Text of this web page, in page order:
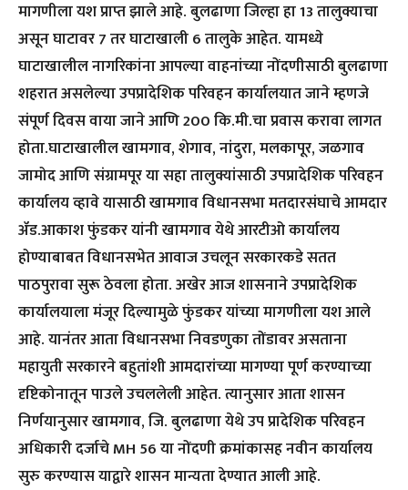
मागणीला यश प्राप्त झाले आहे. बुलढाणा जिल्हा हा 13 तालुक्याचा
असून घाटावर 7 तर घाटाखाली 6 तालुके आहेत. यामध्ये
घाटाखालील नागरिकांना आपल्या वाहनांच्या नोंदणीसाठी बुलढाणा
शहरात असलेल्या उपप्रादेशिक परिवहन कार्यालयात जाने म्हणजे
संपूर्ण दिवस वाया जाने आणि 200 कि.मी.चा प्रवास करावा लागत
होता.घाटाखालील खामगाव, शेगाव, नांदुरा, मलकापूर, जळगाव
जामोद आणि संग्रामपूर या सहा तालुक्यांसाठी उपप्रादेशिक परिवहन
कार्यालय व्हावे यासाठी खामगाव विधानसभा मतदारसंघाचे आमदार
ॲड.आकाश फुंडकर यांनी खामगाव येथे आरटीओ कार्यालय
होण्याबाबत विधानसभेत आवाज उचलून सरकारकडे सतत
पाठपुरावा सुरू ठेवला होता. अखेर आज शासनाने उपप्रादेशिक
कार्यालयाला मंजूर दिल्यामुळे फुंडकर यांच्या मागणीला यश आले
आहे. यानंतर आता विधानसभा निवडणुका तोंडावर असताना
महायुती सरकारने बहुतांशी आमदारांच्या मागण्या पूर्ण करण्याच्या
दृष्टिकोनातून पाउले उचललेली आहेत. त्यानुसार आता शासन
निर्णयानुसार खामगाव, जि. बुलढाणा येथे उप प्रादेशिक परिवहन
अधिकारी दर्जाचे MH 56 या नोंदणी क्रमांकासह नवीन कार्यालय
सुरु करण्यास याद्वारे शासन मान्यता देण्यात आली आहे.